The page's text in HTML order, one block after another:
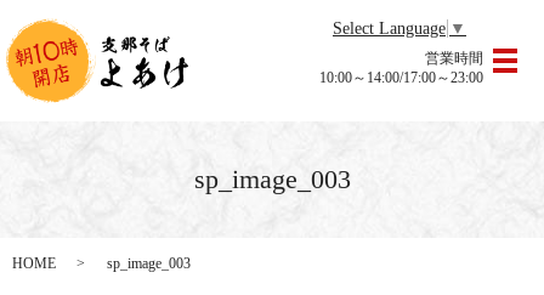
メ
営業時間
10:00～14:00/17:00～23:00
Select Language ▼
sp_image_003
HOME sp_image_003